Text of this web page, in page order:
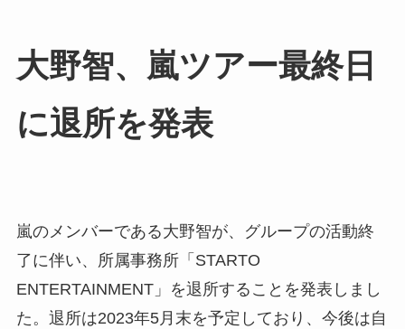
大野智、嵐ツアー最終日
に退所を発表
嵐のメンバーである大野智が、グループの活動終
了に伴い、所属事務所「STARTO
ENTERTAINMENT」を退所することを発表しまし
た。退所は2023年5月末を予定しており、今後は自